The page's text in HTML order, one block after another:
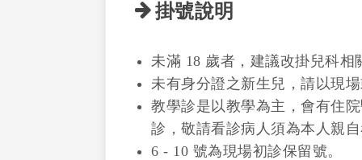
掛號說明
未滿 18 歲者，建議改掛兒科相
未有身分證之新生兒，請以現
教學診是以教學為主，會有住
診，敬請看診病人須為本人親
6 - 10 號為現場初診保留號。